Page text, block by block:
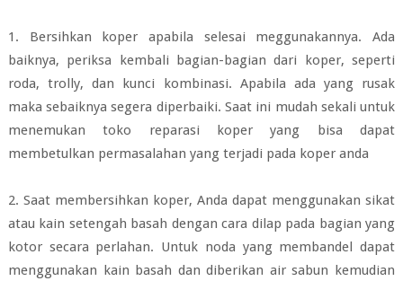
1. Bersihkan koper apabila selesai meggunakannya. Ada
baiknya, periksa kembali bagian-bagian dari koper, seperti
roda, trolly, dan kunci kombinasi. Apabila ada yang rusak
maka sebaiknya segera diperbaiki. Saat ini mudah sekali untuk
menemukan toko reparasi koper yang bisa dapat
membetulkan permasalahan yang terjadi pada koper anda
2. Saat membersihkan koper, Anda dapat menggunakan sikat
atau kain setengah basah dengan cara dilap pada bagian yang
kotor secara perlahan. Untuk noda yang membandel dapat
menggunakan kain basah dan diberikan air sabun kemudian